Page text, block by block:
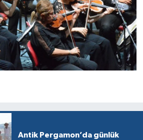
Antik Pergamon’da günlük